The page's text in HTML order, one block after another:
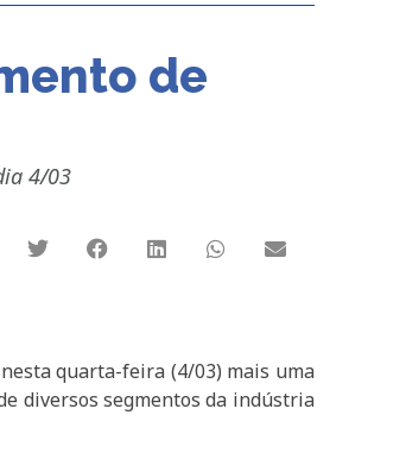
de
4/03
quarta-feira (4/03) mais uma
diversos segmentos da indústria